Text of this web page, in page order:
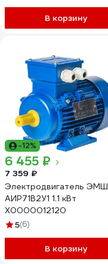
В корзину
-12%
6 455 ₽
7 359 ₽
Электродвигатель ЭМШ
АИР71В2У1 1.1 кВт
Х0000012120
5(6)
В корзину